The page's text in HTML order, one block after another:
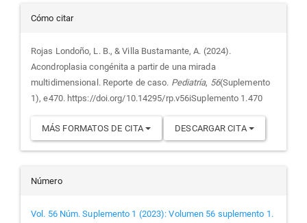
Detalles
del
artículo
Cómo citar
Rojas Londoño, L. B., & Villa Bustamante, A. (2024).
Acondroplasia congénita a partir de una mirada
multidimensional. Reporte de caso. Pediatría, 56(Suplemento
1), e470. https://doi.org/10.14295/rp.v56iSuplemento 1.470
MÁS FORMATOS DE CITA DESCARGAR CITA
Número
Vol. 56 Núm. Suplemento 1 (2023): Volumen 56 suplemento 1.